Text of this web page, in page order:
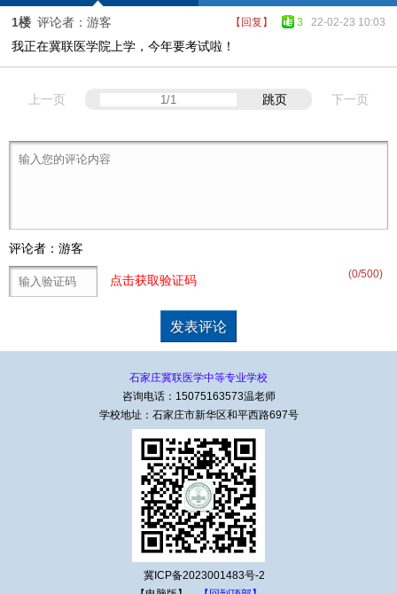
【回复】 3 22-02-23 10:03
1楼 评论者：游客
我正在冀联医学院上学，今年要考试啦！
上一页 跳页 下一页
评论者：游客
(0/500)
点击获取验证码
石家庄冀联医学中等专业学校
咨询电话：15075163573温老师
学校地址：石家庄市新华区和平西路697号
冀ICP备2023001483号-2